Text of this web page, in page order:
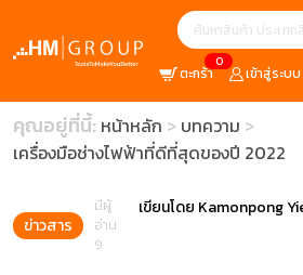
0
ตะกร้า เข้าสู่ระบบ
คุณอยู่ที่นี้: หน้าหลัก
บทความ
เครื่องมือช่างไฟฟ้าที่ดีที่สุดของปี 2022
ข่าวสาร
มีผู้
อ่าน
9
เขียนโดย Kamonpong